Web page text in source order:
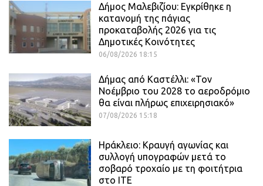
Δήμος Μαλεβιζίου: Εγκρίθηκε η
κατανομή της πάγιας
προκαταβολής 2026 για τις
Δημοτικές Κοινότητες
06/08/2026 18:15
Δήμας από Καστέλλι: «Τον
Νοέμβριο του 2028 το αεροδρόμιο
θα είναι πλήρως επιχειρησιακό»
07/08/2026 15:18
Ηράκλειο: Κραυγή αγωνίας και
συλλογή υπογραφών μετά το
σοβαρό τροχαίο με τη φοιτήτρια
στο ΙΤΕ